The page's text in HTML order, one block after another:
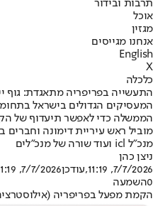
תרבות ובידור
אוכל
מגזין
אנחנו מגייסים
English
X
כלכלה
התעשייה בפריפריה מתאגדת: גוף
המעסיקים הגדולים בישראל
הממשלה כדי לאפשר תיעדוף של
מוביל ראש עיריית דימונה
מנכ״ל icl ועוד שורה של מנכ״לים
ניצן כהן
7/7/2026, 11:19
,עודכן7/7/2026, 11:19
0השמעה
הקמת מפעל בפריפריה